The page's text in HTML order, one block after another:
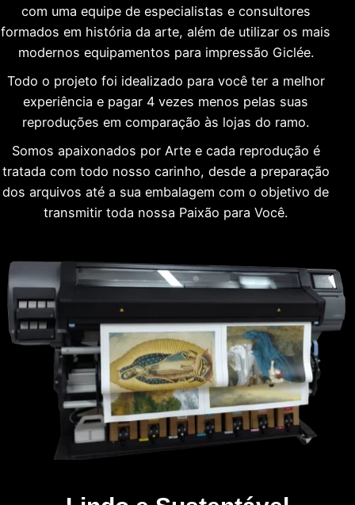
com uma equipe de especialistas e consultores
formados em história da arte, além de utilizar os mais
modernos equipamentos para impressão Giclée.
Todo o projeto foi idealizado para você ter a melhor
experiência e pagar 4 vezes menos pelas suas
reproduções em comparação às lojas do ramo.
Somos apaixonados por Arte e cada reprodução é
tratada com todo nosso carinho, desde a preparação
dos arquivos até a sua embalagem com o objetivo de
transmitir toda nossa Paixão para Você.